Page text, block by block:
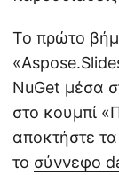
Το πρώτο
NuGet μέσα
στο κουμπί
αποκτήστε
το σύννεφο